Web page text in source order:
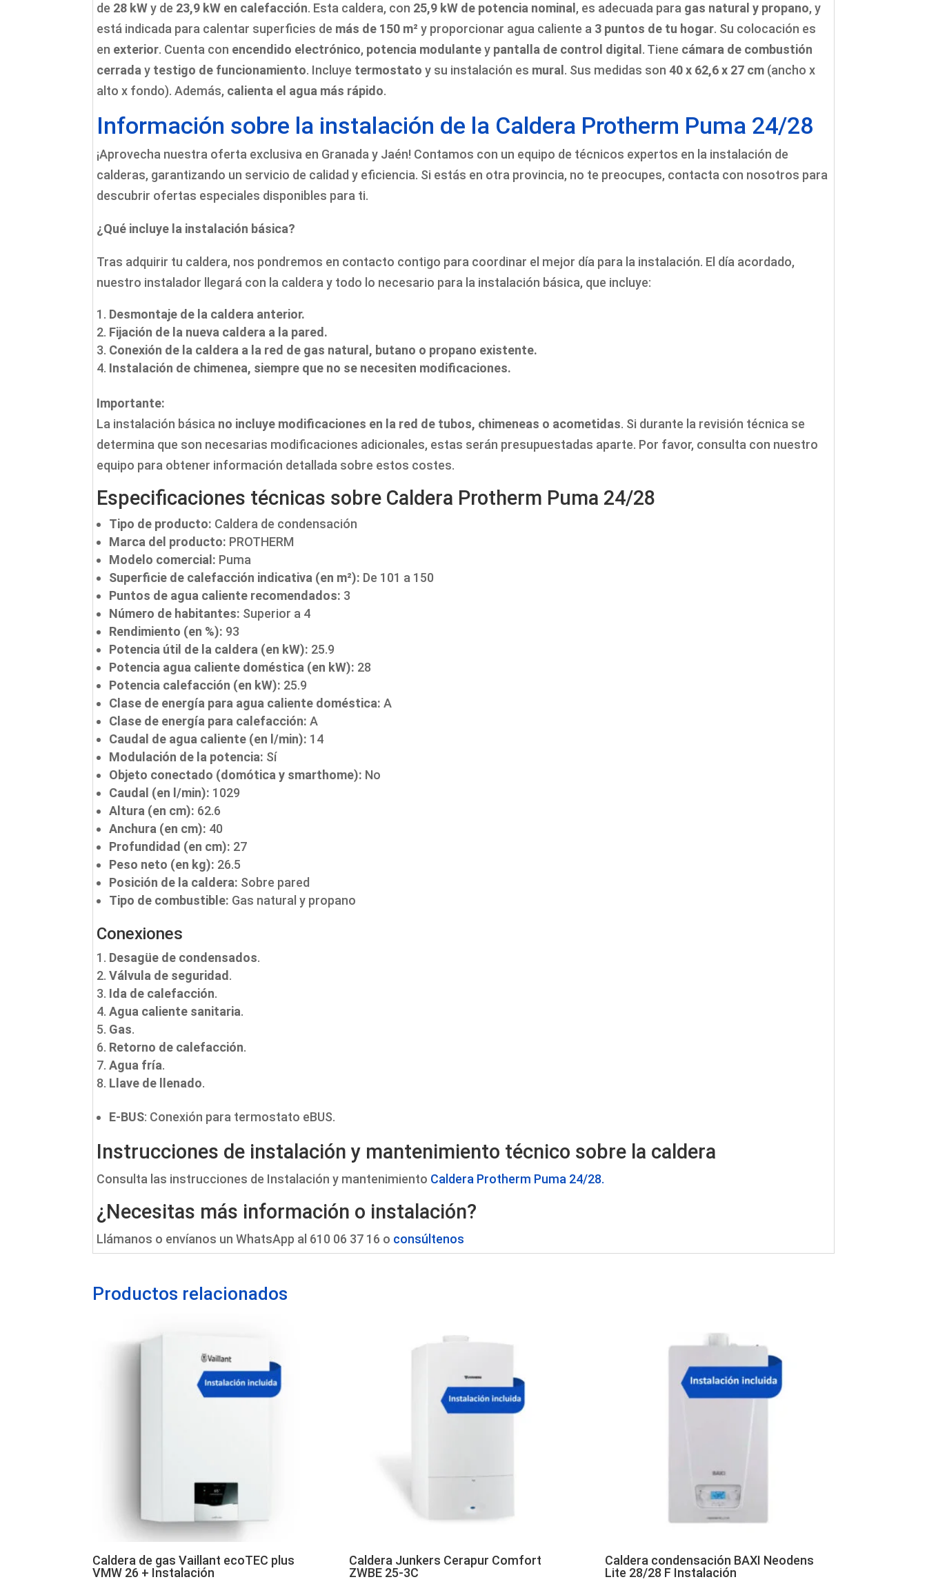
de 28 kWy de 23,9 kW en calefacción. Esta caldera, con 25,9 kW de potencia nominal , es adecuada para gas natural y propano, y
está indicada para calentar superficies de más de 150 m² y proporcionar agua caliente a 3 puntos de tu hogar. Su colocación es
en exterior. Cuenta con encendido electrónico, potencia modulantey pantalla de control digital . Tiene cámara de combustión
cerrada y testigo de funcionamiento. Incluye termostato y su instalación es mural . Sus medidas son40 x 62,6 x 27 cm (ancho x
alto x fondo). Además, calienta el agua más rápido.
Información sobre la instalación de la Caldera Protherm Puma 24/28
¡Aprovecha nuestra oferta exclusiva en Granada y Jaén! Contamos con un equipo de técnicos expertos en la instalación de
calderas, garantizando un servicio de calidad y eficiencia. Si estás en otra provincia, no te preocupes, contacta con nosotros para
descubrir ofertas especiales disponibles para ti.
¿Qué incluye la instalación básica?
Tras adquirir tu caldera, nos pondremos en contacto contigo para coordinar el mejor día para la instalación. El día acordado,
nuestro instalador llegará con la caldera y todo lo necesario para la instalación básica, que incluye:
Desmontaje de la caldera anterior.
Fijación de la nueva caldera a la pared.
Conexión de la caldera a la red de gas natural, butano o propano existente.
Instalación de chimenea, siempre que no se necesiten modificaciones.
Importante:
La instalación básica no incluye modificaciones en la red de tubos, chimeneas o acometidas. Si durante la revisión técnica se
determina que son necesarias modificaciones adicionales, estas serán presupuestadas aparte. Por favor, consulta con nuestro
equipo para obtener información detallada sobre estos costes.
Especificaciones técnicas sobre Caldera Protherm Puma 24/28
Tipo de producto: Caldera de condensación
Marca del producto: PROTHERM
Modelo comercial: Puma
Superficie de calefacción indicativa (en m²): De 101 a 150
Puntos de agua caliente recomendados: 3
Número de habitantes: Superior a 4
Rendimiento (en %): 93
Potencia útil de la caldera (en kW): 25.9
Potencia agua caliente doméstica (en kW): 28
Potencia calefacción (en kW): 25.9
Clase de energía para agua caliente doméstica: A
Clase de energía para calefacción: A
Caudal de agua caliente (en l/min): 14
Modulación de la potencia: Sí
Objeto conectado (domótica y smarthome): No
Caudal (en l/min): 1029
Altura (en cm): 62.6
Anchura (en cm): 40
Profundidad (en cm): 27
Peso neto (en kg): 26.5
Posición de la caldera: Sobre pared
Tipo de combustible: Gas natural y propano
Conexiones
Desagüe de condensados.
Válvula de seguridad .
Ida de calefacción.
Agua caliente sanitaria.
Gas.
Retorno de calefacción.
Agua fría.
Llave de llenado.
E-BUS: Conexión para termostato eBUS.
Instrucciones de instalación y mantenimiento técnico sobre la caldera
Consulta las instrucciones de Instalación y mantenimiento Caldera Protherm Puma 24/28.
¿Necesitas más información o instalación?
Llámanos o envíanos un WhatsApp al 610 06 37 16 o consúltenos
Productos relacionados
Caldera de gas Vaillant ecoTEC plus
VMW 26 + Instalación
Caldera Junkers Cerapur Comfort
ZWBE 25-3C
Caldera condensación BAXI Neodens
Lite 28/28 F Instalación